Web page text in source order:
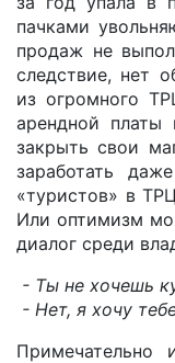
пачками
продаж не
следствие, нет
из огромного
арендной
закрыть свои
заработать
«туристов» в
Или оптимизм
диалог среди
- Ты не хочешь
- Нет, я хочу